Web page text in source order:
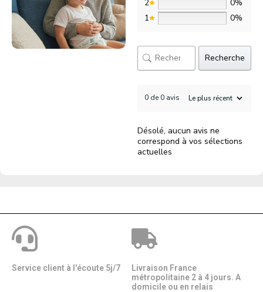
2
0%
1
0%
Recherche
0 de 0 avis
Désolé, aucun avis ne
correspond à vos sélections
actuelles
Service client à l'écoute 5j/7
Livraison France
métropolitaine 2 à 4 jours. A
domicile ou en relais​​